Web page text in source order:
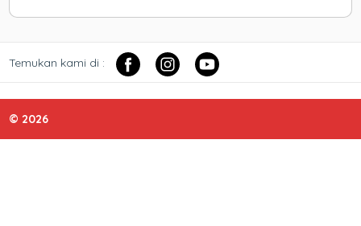
Temukan kami di :
© 2026